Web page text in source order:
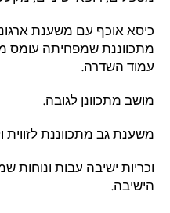
כיסא אוכף עם משענת
מתכווננת שמפחיתה עומס
עמוד השדרה.
מושב מתכוונן לגובה.
משענת גב מתכווננת לזווית
וכריות ישיבה עבות
הישיבה.